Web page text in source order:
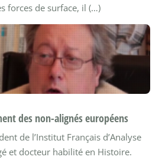
forces de surface, il (…)
des non-alignés européens
de l’Institut Français d’Analyse
et docteur habilité en Histoire.